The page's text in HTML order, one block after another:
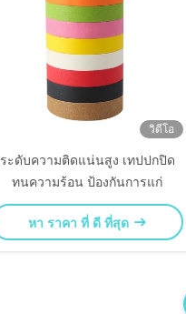
วิดีโอ
ระดับความติดแน่นสูง เทปปกปิด
ทนความร้อน ป้องกันการแก่
หา ราคา ที่ ดี ที่สุด